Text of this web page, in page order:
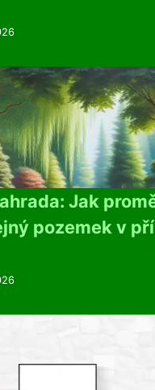
Jak
pozemek v